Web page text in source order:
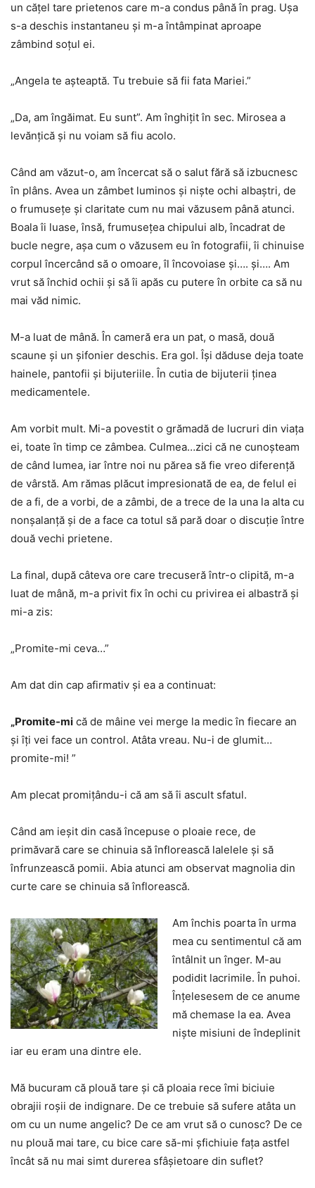
un cățel tare prietenos care m-a condus până în prag. Ușa
s-a deschis instantaneu și m-a întâmpinat aproape
zâmbind soțul ei.
„Angela te așteaptă. Tu trebuie să fii fata Mariei.”
„Da, am îngăimat. Eu sunt”. Am înghițit în sec. Mirosea a
levănțică și nu voiam să fiu acolo.
Când am văzut-o, am încercat să o salut fără să izbucnesc
în plâns. Avea un zâmbet luminos și niște ochi albaștri, de
o frumusețe și claritate cum nu mai văzusem până atunci.
Boala îi luase, însă, frumusețea chipului alb, încadrat de
bucle negre, așa cum o văzusem eu în fotografii, îi chinuise
corpul încercând să o omoare, îl încovoiase și…. și…. Am
vrut să închid ochii și să îi apăs cu putere în orbite ca să nu
mai văd nimic.
M-a luat de mână. În cameră era un pat, o masă, două
scaune și un șifonier deschis. Era gol. Își dăduse deja toate
hainele, pantofii și bijuteriile. În cutia de bijuterii ținea
medicamentele.
Am vorbit mult. Mi-a povestit o grămadă de lucruri din viața
ei, toate în timp ce zâmbea. Culmea…zici că ne cunoșteam
de când lumea, iar între noi nu părea să fie vreo diferență
de vârstă. Am rămas plăcut impresionată de ea, de felul ei
de a fi, de a vorbi, de a zâmbi, de a trece de la una la alta cu
nonșalanță și de a face ca totul să pară doar o discuție între
două vechi prietene.
La final, după câteva ore care trecuseră într-o clipită, m-a
luat de mână, m-a privit fix în ochi cu privirea ei albastră și
mi-a zis:
„Promite-mi ceva…”
Am dat din cap afirmativ și ea a continuat:
„Promite-mi că de mâine vei merge la medic în fiecare an
și îți vei face un control. Atâta vreau. Nu-i de glumit…
promite-mi! ”
Am plecat promițându-i că am să îi ascult sfatul.
Când am ieșit din casă începuse o ploaie rece, de
primăvară care se chinuia să înflorească lalelele și să
înfrunzească pomii. Abia atunci am observat magnolia din
curte care se chinuia să înflorească.
Am închis poarta în urma
mea cu sentimentul că am
întâlnit un înger. M-au
podidit lacrimile. În puhoi.
Înțelesesem de ce anume
mă chemase la ea. Avea
niște misiuni de îndeplinit
iar eu eram una dintre ele.
Mă bucuram că plouă tare și că ploaia rece îmi biciuie
obrajii roșii de indignare. De ce trebuie să sufere atâta un
om cu un nume angelic? De ce am vrut să o cunosc? De ce
nu plouă mai tare, cu bice care să-mi șfichiuie fața astfel
încât să nu mai simt durerea sfâșietoare din suflet?